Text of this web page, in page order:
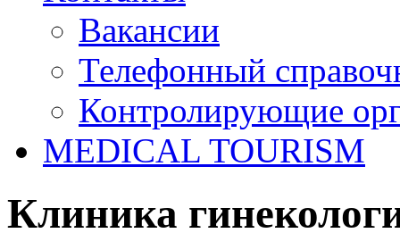
Вакансии
Телефонный
Контролирующие
MEDICAL TOURISM
Клиника